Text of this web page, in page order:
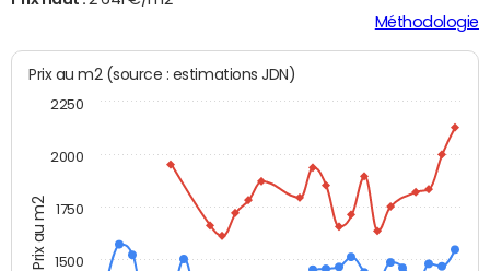
Méthodologie
Prix au m2
Prix au m2 (source : estimations JDN)
1500
1750
2000
2250